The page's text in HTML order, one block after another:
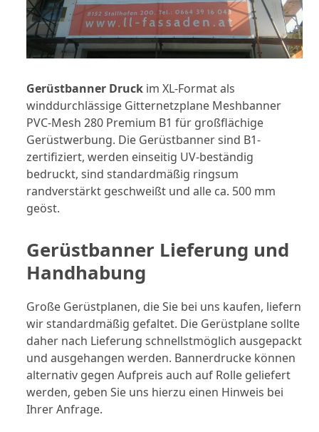
Gerüstbanner Druck im XL-Format als
winddurchlässige Gitternetzplane Meshbanner
PVC-Mesh 280 Premium B1 für großflächige
Gerüstwerbung. Die Gerüstbanner sind B1-
zertifiziert, werden einseitig UV-beständig
bedruckt, sind standardmäßig ringsum
randverstärkt geschweißt und alle ca. 500 mm
geöst.
Gerüstbanner Lieferung und
Handhabung
Große Gerüstplanen, die Sie bei uns kaufen, liefern
wir standardmäßig gefaltet. Die Gerüstplane sollte
daher nach Lieferung schnellstmöglich ausgepackt
und ausgehangen werden. Bannerdrucke können
alternativ gegen Aufpreis auch auf Rolle geliefert
werden, geben Sie uns hierzu einen Hinweis bei
Ihrer Anfrage.